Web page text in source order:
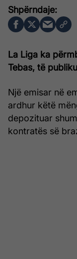
La Liga ka
Tebas, të
Një emisar në
ardhur këtë
depozituar
kontratës së